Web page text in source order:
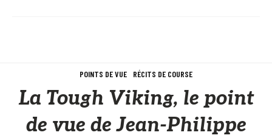
POINTS DE VUE RÉCITS DE COURSE
La Tough Viking, le point
de vue de Jean-Philippe